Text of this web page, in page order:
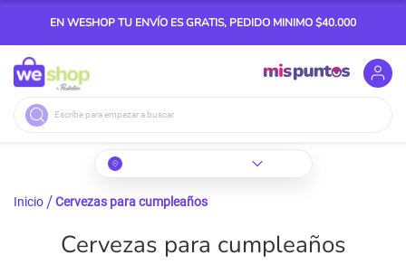
EN WESHOP TU ENVÍO ES GRATIS, PEDIDO MINIMO $40.000
Buscar
Inicio Cervezas para cumpleaños
Cervezas para cumpleaños